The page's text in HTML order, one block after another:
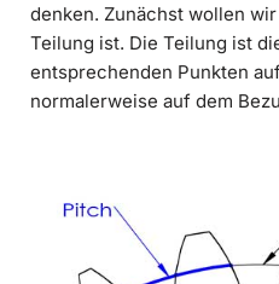
denken. Zunächst wollen
Teilung ist. Die Teilung ist
entsprechenden Punkten
normalerweise auf dem